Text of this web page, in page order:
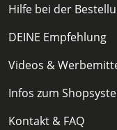
Hilfe bei der
DEINE Empfehlung
Videos &
Infos zum
Kontakt & FAQ